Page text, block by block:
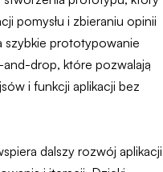
pomysłu i zbieraniu opinii
szybkie prototypowanie
drop, które pozwalają
i funkcji aplikacji bez
dalszy rozwój aplikacji